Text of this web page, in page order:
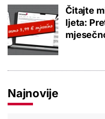
Čitajte
ljeta:
Najnovije